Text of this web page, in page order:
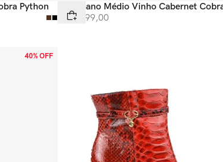
Python
Bota Cano Médio Vinho Cabernet
R$ 3 999,00
40% OFF